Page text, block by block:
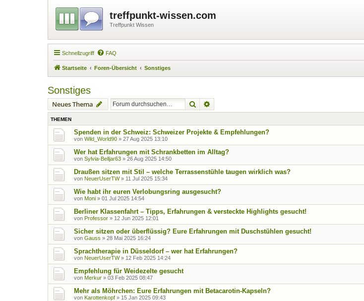
treffpunkt-wissen.com
Treffpunkt Wissen
Schnellzugriff FAQ
Startseite Foren-Übersicht Sonstiges
Sonstiges
Neues Thema Suche
THEMEN
Spenden in der Schweiz: Schweizer Projekte & Empfehlungen?
von Wild_World90 » 27 Aug 2025 13:10
Wer hat Erfahrungen mit Schrankbetten im Alltag?
von Sylvia-Belljar63 » 26 Aug 2025 14:50
Draußen sitzen mit Stil – welche Terrassenstühle taugen wirklich was?
von NeuerUserTW» 11 Jul 2025 15:34
Wie habt ihr euren Verlobungsring ausgesucht?
von Moni » 01 Jul 2025 14:54
Berliner Klassenfahrt – Tipps, Erfahrungen & versteckte Highlights gesucht!
von Professor » 12 Jun 2025 12:01
Sicher sitzen oder überflüssig? Eure Erfahrungen mit Duschstühlen gesucht!
von Gauss » 28 Mai 2025 16:24
Sprachtherapie in Düsseldorf – wer hat Erfahrungen?
von NeuerUserTW» 12 Feb 2025 14:24
Empfehlung für Weidezelte gesucht
von Merkur » 03 Feb 2025 08:47
Mehr als Möhrchen: Eure Erfahrungen mit Betacarotin-Kapseln?
von Karottenkopf » 15 Jan 2025 09:43